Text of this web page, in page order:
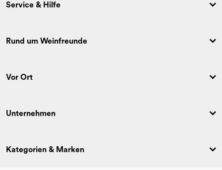
Service & Hilfe
Rund um Weinfreunde
Vor Ort
Unternehmen
Kategorien & Marken